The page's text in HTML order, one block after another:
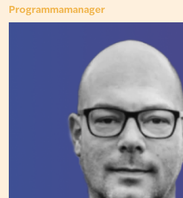
Programmamanager